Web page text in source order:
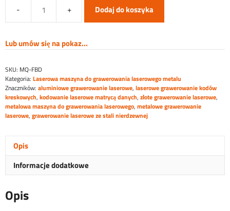
Zamknięta,
maszyna
laserem
światłowodowym
Dodaj do koszyka
Lub umów się na pokaz...
SKU: MQ-FBD
Kategoria: Laserowa maszyna do grawerowania laserowego metalu
Znaczników: aluminiowe grawerowanie laserowe, laserowe grawerowanie kodów
kreskowych, kodowanie laserowe matrycą danych, złote grawerowanie laserowe,
metalowa maszyna do grawerowania laserowego, metalowe grawerowanie
laserowe, grawerowanie laserowe ze stali nierdzewnej
Opis
Informacje dodatkowe
Opis